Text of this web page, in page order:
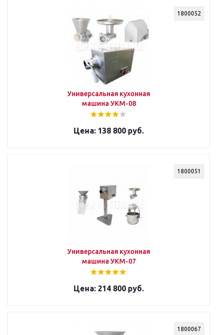
1800052
Универсальная кухонная
машина УКМ-08
138 800 руб.
1800051
Универсальная кухонная
машина УКМ-07
214 800 руб.
1800067